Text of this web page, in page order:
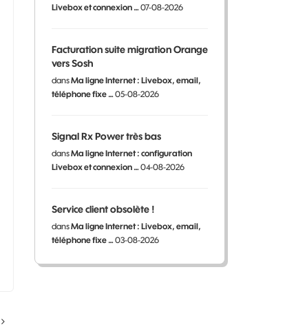
Livebox et connexion …07-08-2026
Facturation suite migration Orange
vers Sosh
dansMa ligne Internet : Livebox, email,
téléphone fixe …05-08-2026
Signal Rx Power très bas
dansMa ligne Internet : configuration
Livebox et connexion …04-08-2026
Service client obsolète !
dansMa ligne Internet : Livebox, email,
téléphone fixe …03-08-2026